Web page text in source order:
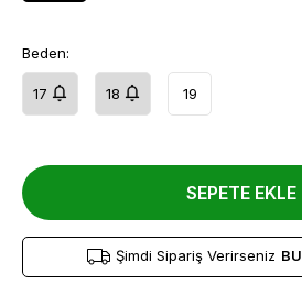
Beden:
17 18 19
SEPETE EKLE
Şimdi Sipariş Verirseniz